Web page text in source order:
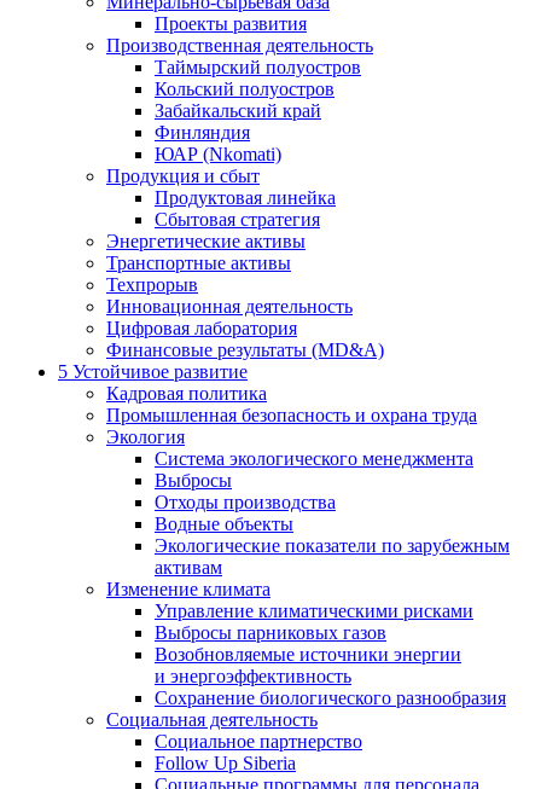
Проекты развития
Производственная деятельность
Таймырский полуостров
Кольский полуостров
Забайкальский край
Финляндия
ЮАР (Nkomati)
Продукция и сбыт
Продуктовая линейка
Сбытовая стратегия
Энергетические активы
Транспортные активы
Техпрорыв
Инновационная деятельность
Цифровая лаборатория
Финансовые результаты (MD&A)
5 Устойчивое развитие
Кадровая политика
Промышленная безопасность и охрана труда
Экология
Система экологического менеджмента
Выбросы
Отходы производства
Водные объекты
Экологические показатели по зарубежным
активам
Изменение климата
Управление климатическими рисками
Выбросы парниковых газов
Возобновляемые источники энергии
и энергоэффективность
Сохранение биологического разнообразия
Социальная деятельность
Социальное партнерство
Follow Up Siberia
Социальные программы для персонала